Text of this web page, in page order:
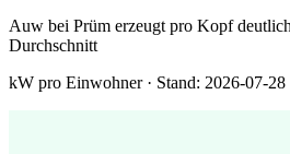
Auw bei Prüm erzeugt pro Kopf
Durchschnitt
kW pro Einwohner · Stand: 2026-07-28